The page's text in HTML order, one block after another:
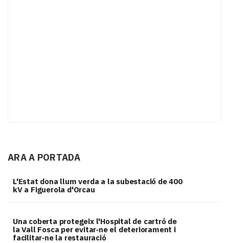
ARA A PORTADA
L'Estat dona llum verda a la subestació de 400
kV a Figuerola d'Orcau
Una coberta protegeix l'Hospital de cartró de
la Vall Fosca per evitar‑ne el deteriorament i
facilitar‑ne la restauració